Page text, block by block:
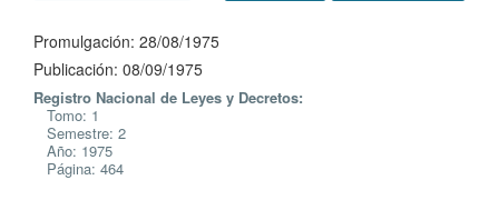
Promulgación: 28/08/1975
Publicación: 08/09/1975
Registro Nacional de Leyes y Decretos:
Tomo: 1
Semestre: 2
Año: 1975
Página: 464